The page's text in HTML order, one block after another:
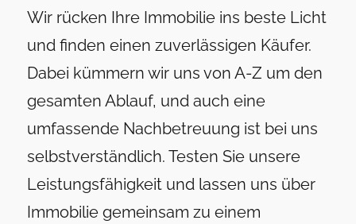
Wir rücken Ihre Immobilie ins beste Licht
und finden einen zuverlässigen Käufer.
Dabei kümmern wir uns von A-Z um den
gesamten Ablauf, und auch eine
umfassende Nachbetreuung ist bei uns
selbstverständlich. Testen Sie unsere
Leistungsfähigkeit und lassen uns über
Immobilie gemeinsam zu einem